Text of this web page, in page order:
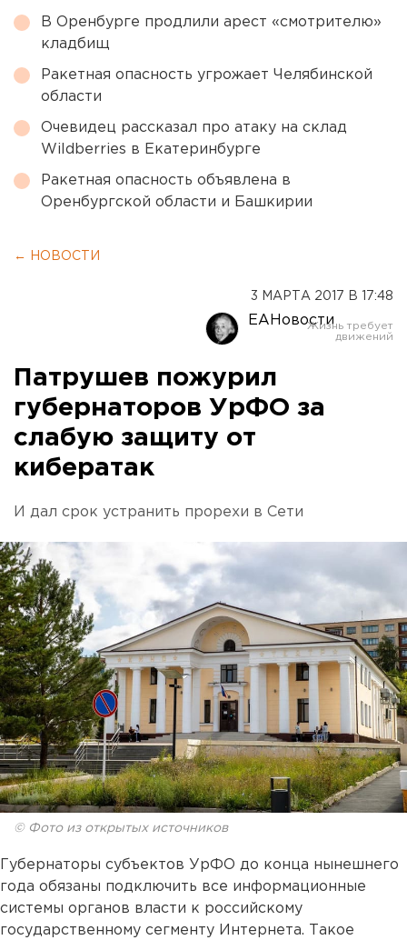
В Оренбурге продлили арест «смотрителю»
кладбищ
Ракетная опасность угрожает Челябинской
области
Очевидец рассказал про атаку на склад
Wildberries в Екатеринбурге
Ракетная опасность объявлена в
Оренбургской области и Башкирии
← НОВОСТИ
3 МАРТА 2017 В 17:48
ЕАНовости
Патрушев пожурил
губернаторов УрФО за
слабую защиту от
кибератак
И дал срок устранить прорехи в Сети
© Фото из открытых источников
Губернаторы субъектов УрФО до конца нынешнего
года обязаны подключить все информационные
системы органов власти к российскому
государственному сегменту Интернета. Такое